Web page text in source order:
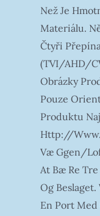
Než Je
Materiálu.
Čtyři
(TVI/AHD/
Obrázky
Pouze
Produktu
Http://
Væ Ggen/
At Bæ Re
Og
En Port